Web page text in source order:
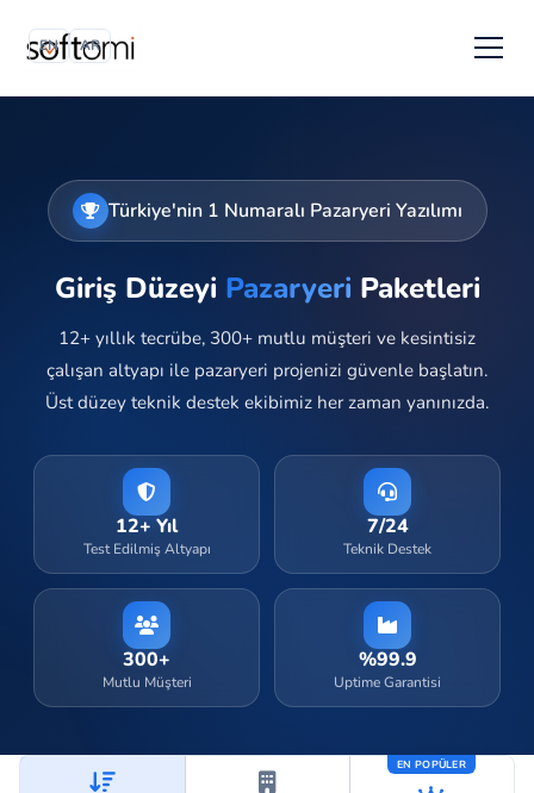
EN AR
Türkiye'nin 1 Numaralı Pazaryeri Yazılımı
Giriş Düzeyi Pazaryeri Paketleri
12+ yıllık tecrübe, 300+ mutlu müşteri ve kesintisiz
çalışan altyapı ile pazaryeri projenizi güvenle başlatın.
Üst düzey teknik destek ekibimiz her zaman yanınızda.
12+ Yıl
Test Edilmiş Altyapı
7/24
Teknik Destek
300+
Mutlu Müşteri
%99.9
Uptime Garantisi
EN POPÜLER